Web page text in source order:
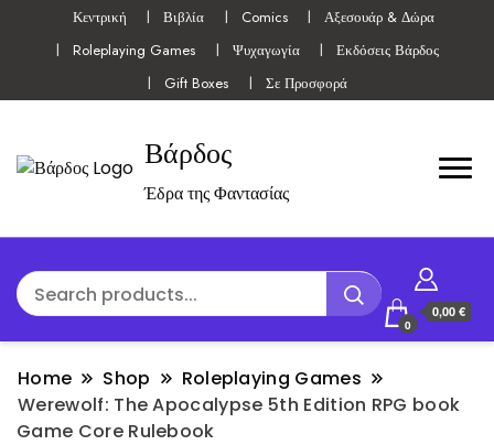
Κεντρική Βιβλία Comics
Αξεσουάρ & Δώρα
Roleplaying Games
Ψυχαγωγία
Εκδόσεις Βάρδος
Gift Boxes
Σε Προσφορά
Βάρδος
Έδρα της Φαντασίας
0
0,00 €
Home Shop
Roleplaying Games
Werewolf: The Apocalypse 5th Edition RPG book
Game Core Rulebook